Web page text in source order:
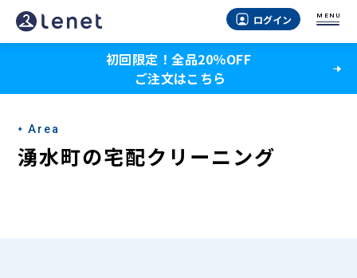
湧
水
の
宅
配
ログイン MENU
初回限定！全品20％OFF
ご注文はこちら
Area
湧水町の宅配クリーニング